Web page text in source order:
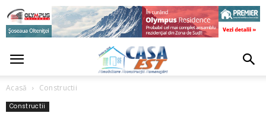
Acasă Constructii
Constructii